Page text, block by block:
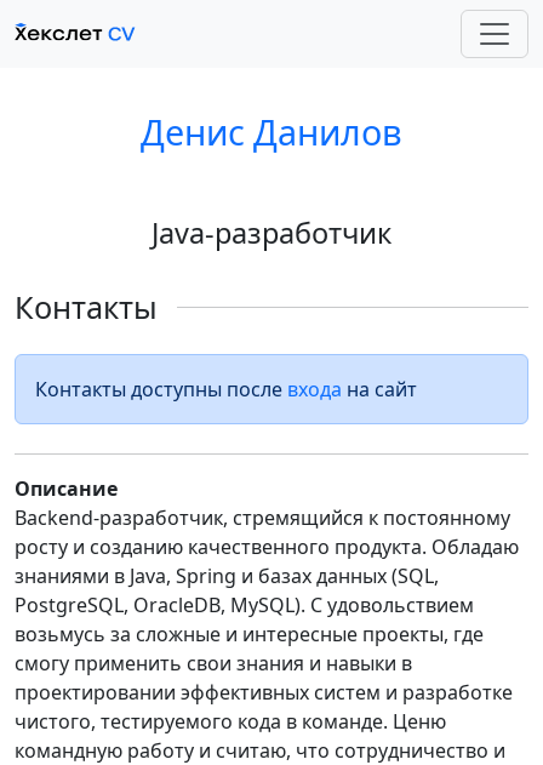
Денис Данилов
Java-разработчик
Контакты
Контакты доступны после входа на сайт
Описание
Backend-разработчик, стремящийся к постоянному
росту и созданию качественного продукта. Обладаю
знаниями в Java, Spring и базах данных (SQL,
PostgreSQL, OracleDB, MySQL). С удовольствием
возьмусь за сложные и интересные проекты, где
смогу применить свои знания и навыки в
проектировании эффективных систем и разработке
чистого, тестируемого кода в команде. Ценю
командную работу и считаю, что сотрудничество и